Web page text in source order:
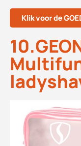
Klik voor de